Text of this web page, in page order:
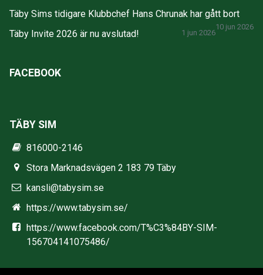
Täby Sims tidigare Klubbchef Hans Chrunak har gått bort
10 jun 2026
Täby Invite 2026 är nu avslutad! 1 jun 2026
FACEBOOK
TÄBY SIM
816000-2146
Stora Marknadsvägen 2 183 79 Täby
kansli@tabysim.se
https://www.tabysim.se/
https://www.facebook.com/T%C3%84BY-SIM-
156704141075486/